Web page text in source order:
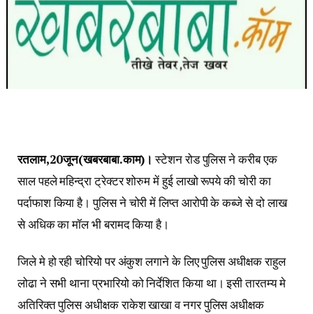
रतलाम,20जून(खबरबाबा.काम)। स्टेशन रोड पुलिस ने करीब एक
साल पहले महिन्द्रा ट्रेक्टर शोरुम में हुई लाखो रूपये की चोरी का
पर्दाफाश किया है। पुलिस ने चोरी में लिप्त आरोपी के कब्जे से दो लाख
से अधिक का मॉल भी बरामद किया है।
जिले मे हो रही चोरियो पर अंकुश लगाने के लिए पुलिस अधीक्षक राहुल
लोढा ने सभी थाना प्रभारियो को निर्देशित किया था। इसी तारतम्य मे
अतिरिक्त पुलिस अधीक्षक राकेश खाखा व नगर पुलिस अधीक्षक